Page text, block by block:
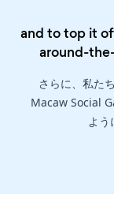
and to top it off
around-
さらに、私た
Macaw Social
よう